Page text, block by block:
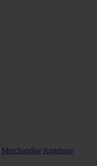
Merchandise Angebote